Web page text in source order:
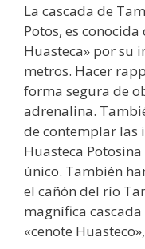
La cascada de
Potos, es
Huasteca» por su
metros. Hacer
forma segura de
adrenalina.
de contemplar las
Huasteca
único. También
el cañón del río
magnífica
«cenote